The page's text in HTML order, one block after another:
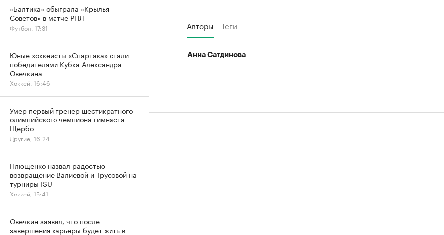
Авторы Теги
Анна Сатдинова
«Балтика» обыграла «Крылья
Советов» в матче РПЛ
Футбол, 17:31
Юные хоккеисты «Спартака» стали
победителями Кубка Александра
Овечкина
Хоккей, 16:46
Умер первый тренер шестикратного
олимпийского чемпиона гимнаста
Щербо
Другие, 16:24
Плющенко назвал радостью
возвращение Валиевой и Трусовой на
турниры ISU
Хоккей, 15:41
Овечкин заявил, что после
завершения карьеры будет жить в